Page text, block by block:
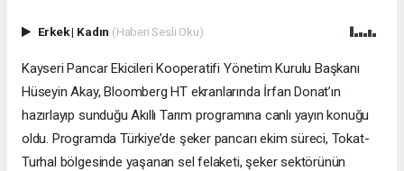
Erkek| Kadın (Haberi Sesli Oku)
Kayseri Pancar Ekicileri Kooperatifi Yönetim Kurulu Başkanı
Hüseyin Akay, Bloomberg HT ekranlarında İrfan Donat’ın
hazırlayıp sunduğu Akıllı Tarım programına canlı yayın konuğu
oldu. Programda Türkiye’de şeker pancarı ekim süreci, Tokat-
Turhal bölgesinde yaşanan sel felaketi, şeker sektörünün